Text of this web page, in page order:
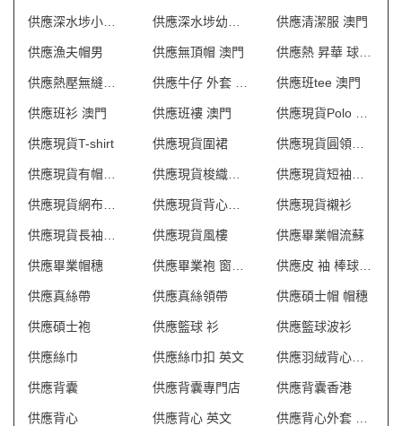
供應清潔服 澳門
供應漁夫帽男 供應無頂帽 澳門
供應班tee 澳門
供應班衫 澳門 供應班褸 澳門
供應現貨T-shirt 供應現貨圍裙
供應現貨梭織反光背心
供應現貨背心外套 供應現貨襯衫
供應現貨風樓 供應畢業帽流蘇
供應畢業帽穗 供應畢業袍 窗簾繩
供應真絲帶 供應真絲領帶 供應碩士帽 帽穗
供應碩士袍 供應籃球 衫 供應籃球波衫
供應絲巾 供應絲巾扣 英文
供應背囊 供應背囊專門店 供應背囊香港
供應背心 供應背心 英文